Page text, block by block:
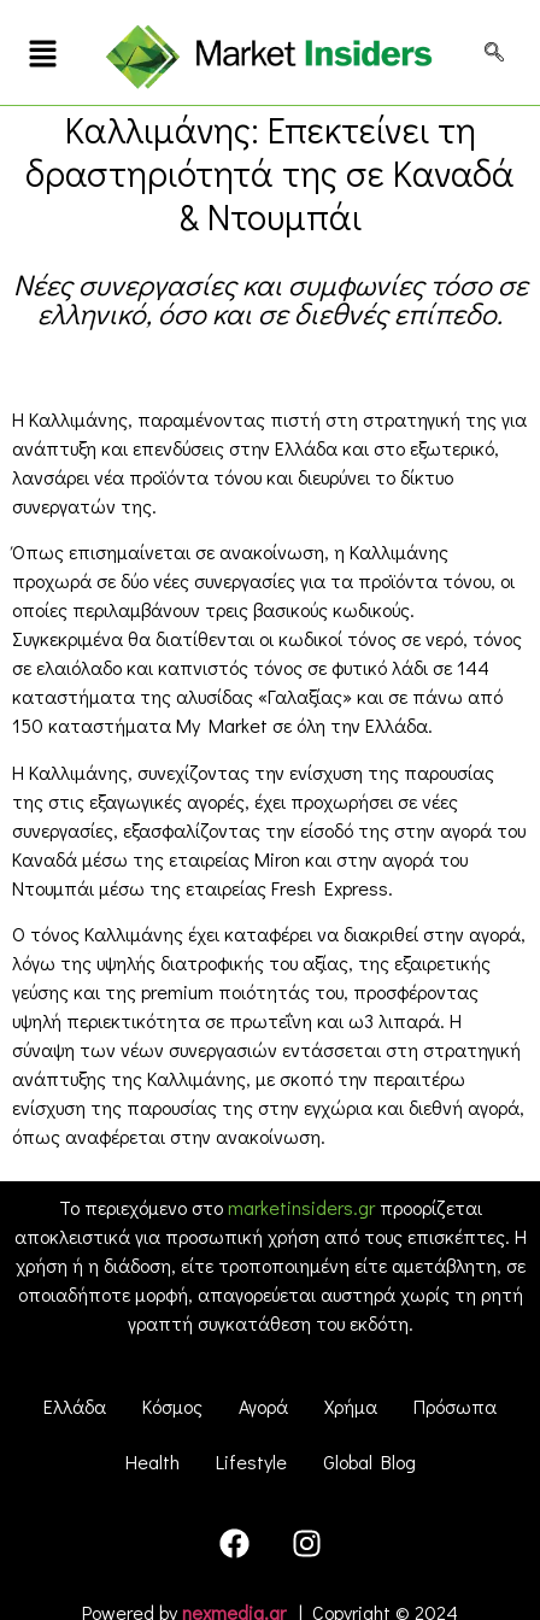
Καλλιμάνης: Επεκτείνει τη
δραστηριότητά της σε Καναδά
& Ντουμπάι
Νέες συνεργασίες και συμφωνίες τόσο σε
ελληνικό, όσο και σε διεθνές επίπεδο.
Η Καλλιμάνης, παραμένοντας πιστή στη στρατηγική της για
ανάπτυξη και επενδύσεις στην Ελλάδα και στο εξωτερικό,
λανσάρει νέα προϊόντα τόνου και διευρύνει το δίκτυο
συνεργατών της.
Όπως επισημαίνεται σε ανακοίνωση, η Καλλιμάνης
προχωρά σε δύο νέες συνεργασίες για τα προϊόντα τόνου, οι
οποίες περιλαμβάνουν τρεις βασικούς κωδικούς.
Συγκεκριμένα θα διατίθενται οι κωδικοί τόνος σε νερό, τόνος
σε ελαιόλαδο και καπνιστός τόνος σε φυτικό λάδι σε 144
καταστήματα της αλυσίδας «Γαλαξίας» και σε πάνω από
150 καταστήματα My Market σε όλη την Ελλάδα.
Η Καλλιμάνης, συνεχίζοντας την ενίσχυση της παρουσίας
της στις εξαγωγικές αγορές, έχει προχωρήσει σε νέες
συνεργασίες, εξασφαλίζοντας την είσοδό της στην αγορά του
Καναδά μέσω της εταιρείας Miron και στην αγορά του
Ντουμπάι μέσω της εταιρείας Fresh Express.
Ο τόνος Καλλιμάνης έχει καταφέρει να διακριθεί στην αγορά,
λόγω της υψηλής διατροφικής του αξίας, της εξαιρετικής
γεύσης και της premium ποιότητάς του, προσφέροντας
υψηλή περιεκτικότητα σε πρωτεΐνη και ω3 λιπαρά. Η
σύναψη των νέων συνεργασιών εντάσσεται στη στρατηγική
ανάπτυξης της Καλλιμάνης, με σκοπό την περαιτέρω
ενίσχυση της παρουσίας της στην εγχώρια και διεθνή αγορά,
όπως αναφέρεται στην ανακοίνωση.
Το περιεχόμενο στοmarketinsiders.grπροορίζεται
αποκλειστικά για προσωπική χρήση από τους επισκέπτες. Η
χρήση ή η διάδοση, είτε τροποποιημένη είτε αμετάβλητη, σε
οποιαδήποτε μορφή, απαγορεύεται αυστηρά χωρίς τη ρητή
γραπτή συγκατάθεση του εκδότη.
Ελλάδα Κόσμος Αγορά Χρήμα Πρόσωπα
Health Lifestyle Global Blog
Powered bynexmedia.gr| Copyright © 2024